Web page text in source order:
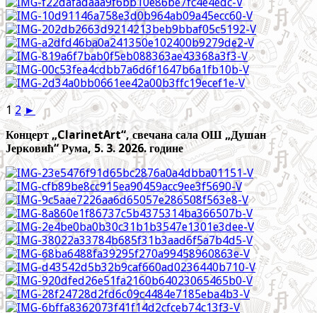
1 2 ►
Концерт „ClarinetArt“, свечана сала ОШ „Душан
Јерковић“ Рума, 5. 3. 2026. године